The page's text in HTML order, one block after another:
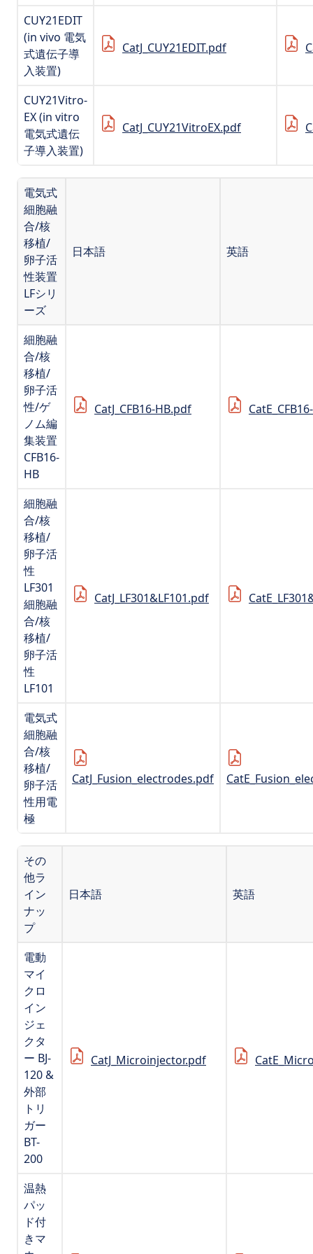
CUY21EDIT
(in vivo 電気
式遺伝子導
入装置)
CatJ_CUY21EDIT.pdf
CUY21Vitro-
EX (in vitro
電気式遺伝
子導入装置)
CatJ_CUY21VitroEX.pdf
電気式
細胞融
合/核
移植/
卵子活
性装置
LFシリ
ーズ
日本語 英語
細胞融
合/核
移植/
卵子活
性/ゲ
ノム編
集装置
CFB16-
HB
CatJ_CFB16-HB.pdf
細胞融
合/核
移植/
卵子活
性
LF301
細胞融
合/核
移植/
卵子活
性
LF101
CatJ_LF301&LF101.pdf
電気式
細胞融
合/核
移植/
卵子活
性用電
極
CatJ_Fusion_electrodes.pdf
その
他ラ
イン
ナッ
プ
日本語 英語
電動
マイ
クロ
イン
ジェ
クタ
ー BJ-
120 &
外部
トリ
ガー
BT-
200
CatJ_Microinjector.pdf
温熱
パッ
ド付
きマ